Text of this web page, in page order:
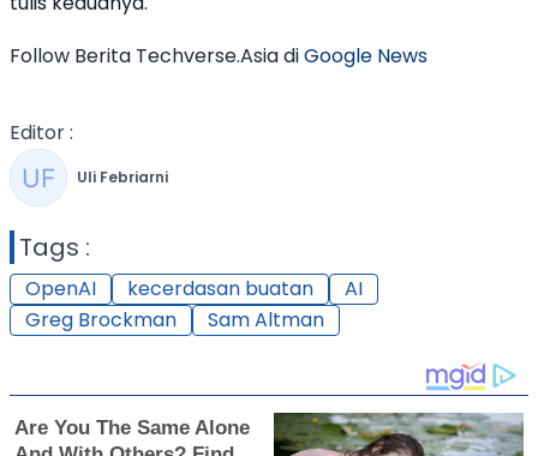
Follow Berita Techverse.Asia diGoogle News
Editor :
Uli Febriarni
Tags :
OpenAI kecerdasan buatan
AI
Greg Brockman
Sam Altman